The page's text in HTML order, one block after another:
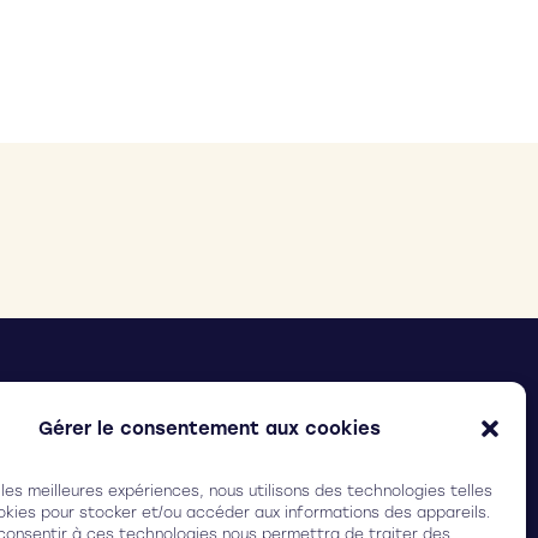
Gérer le consentement aux cookies
meilleures expériences, nous utilisons des technologies telles
pour stocker et/ou accéder aux informations des appareils.
à ces technologies nous permettra de traiter des
Ampéris, Bât. Baya,
(0)5 64 31 19 30